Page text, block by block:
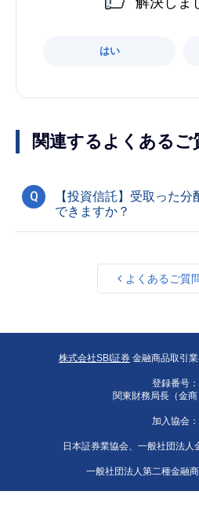
はい
関連するよくあるご
Q
【投資信託】受取った
できますか？
よくあるご質
株式会社SBI証券 金融商品取引
登録番号：
関東財務局長（金
加入協会：
日本証券業協会、一般社団法人
一般社団法人第二種金融商